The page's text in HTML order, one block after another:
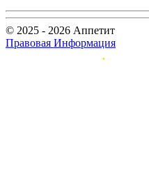
© 2025 - 2026 Аппетит
Правовая Информация